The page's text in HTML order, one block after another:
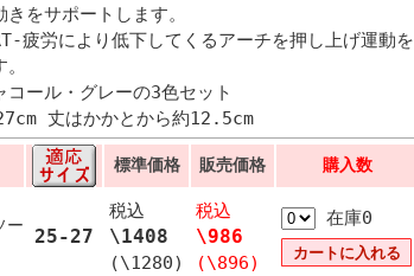
をサポートします。
疲労により低下してくるアーチを押し上げ運動を
コール・グレーの3色セット
丈はかかとから約12.5cm
標準価格 販売価格 購入数
ー
25-27
税込
\1408
(\1280)
税込
\986
(\896)
在庫0